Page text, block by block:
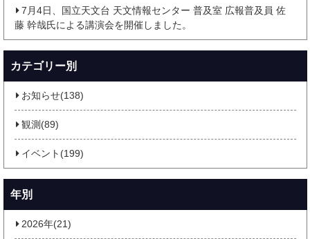
7月4日、国立天文台 天文情報センター 普及室 広報普及員 佐
藤 幹哉氏による講演会を開催しました。
カテゴリー別
お知らせ(138)
観測(89)
イベント(199)
年別
2026年(21)